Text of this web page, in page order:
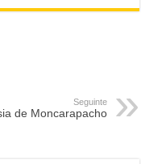
Seguinte
de Moncarapacho